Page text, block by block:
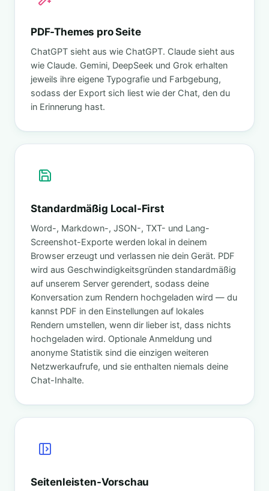
PDF-Themes pro Seite
ChatGPT sieht aus wie ChatGPT. Claude sieht aus
wie Claude. Gemini, DeepSeek und Grok erhalten
jeweils ihre eigene Typografie und Farbgebung,
sodass der Export sich liest wie der Chat, den du
in Erinnerung hast.
Standardmäßig Local-First
Word-, Markdown-, JSON-, TXT- und Lang-
Screenshot-Exporte werden lokal in deinem
Browser erzeugt und verlassen nie dein Gerät. PDF
wird aus Geschwindigkeitsgründen standardmäßig
auf unserem Server gerendert, sodass deine
Konversation zum Rendern hochgeladen wird — du
kannst PDF in den Einstellungen auf lokales
Rendern umstellen, wenn dir lieber ist, dass nichts
hochgeladen wird. Optionale Anmeldung und
anonyme Statistik sind die einzigen weiteren
Netzwerkaufrufe, und sie enthalten niemals deine
Chat-Inhalte.
Seitenleisten-Vorschau